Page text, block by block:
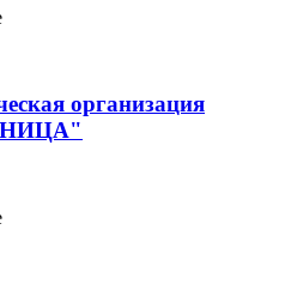
организация